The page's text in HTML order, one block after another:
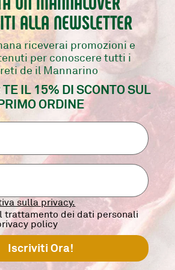
ALLA NEWSLETTER
riceverai promozioni e
per conoscere tutti i
de il Mannarino
IL 15% DI SCONTO SUL
ORDINE
sulla privacy.
trattamento dei dati personali
policy